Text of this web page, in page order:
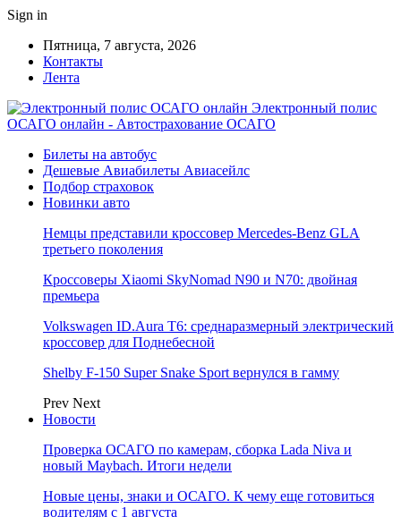
Sign in
Пятница, 7 августа, 2026
Контакты
Лента
Электронный полис
ОСАГО онлайн - Автострахование ОСАГО
Билеты на автобус
Дешевые Авиабилеты Авиасейлс
Подбор страховок
Новинки авто
Немцы представили кроссовер Mercedes-Benz GLA
третьего поколения
Кроссоверы Xiaomi SkyNomad N90 и N70: двойная
премьера
Volkswagen ID.Aura T6: среднаразмерный электрический
кроссовер для Поднебесной
Shelby F-150 Super Snake Sport вернулся в гамму
Prev Next
Новости
Проверка ОСАГО по камерам, сборка Lada Niva и
новый Maybach. Итоги недели
Новые цены, знаки и ОСАГО. К чему еще готовиться
водителям с 1 августа